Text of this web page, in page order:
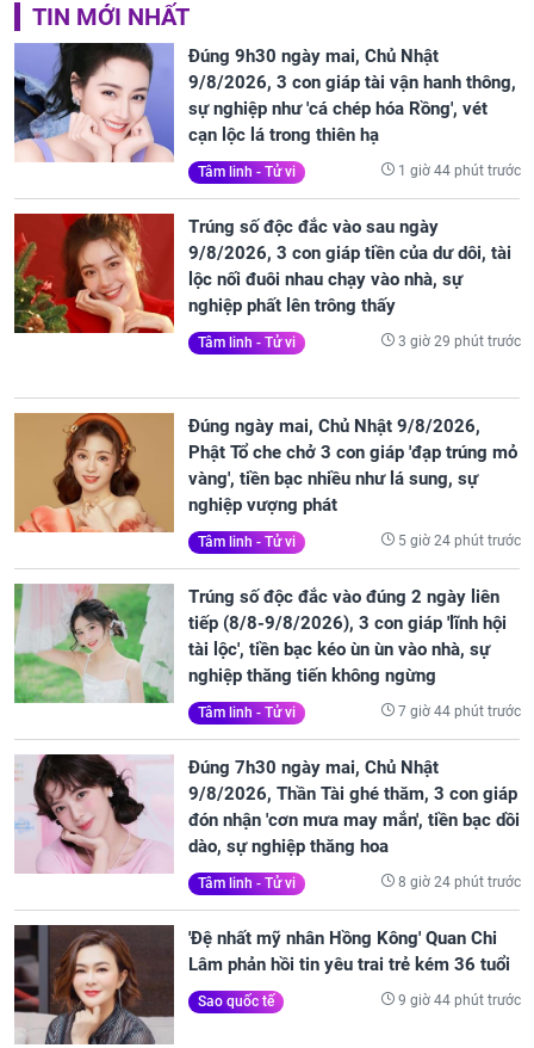
TIN MỚI NHẤT
Đúng 9h30 ngày mai, Chủ Nhật
9/8/2026, 3 con giáp tài vận hanh thông,
sự nghiệp như 'cá chép hóa Rồng', vét
cạn lộc lá trong thiên hạ
Tâm linh - Tử vi 1 giờ 44 phút trước
Trúng số độc đắc vào sau ngày
9/8/2026, 3 con giáp tiền của dư dôi, tài
lộc nối đuôi nhau chạy vào nhà, sự
nghiệp phất lên trông thấy
Tâm linh - Tử vi 3 giờ 29 phút trước
Đúng ngày mai, Chủ Nhật 9/8/2026,
Phật Tổ che chở 3 con giáp 'đạp trúng mỏ
vàng', tiền bạc nhiều như lá sung, sự
nghiệp vượng phát
Tâm linh - Tử vi 5 giờ 24 phút trước
Trúng số độc đắc vào đúng 2 ngày liên
tiếp (8/8-9/8/2026), 3 con giáp 'lĩnh hội
tài lộc', tiền bạc kéo ùn ùn vào nhà, sự
nghiệp thăng tiến không ngừng
Tâm linh - Tử vi 7 giờ 44 phút trước
Đúng 7h30 ngày mai, Chủ Nhật
9/8/2026, Thần Tài ghé thăm, 3 con giáp
đón nhận 'cơn mưa may mắn', tiền bạc dồi
dào, sự nghiệp thăng hoa
Tâm linh - Tử vi 8 giờ 24 phút trước
'Đệ nhất mỹ nhân Hồng Kông' Quan Chi
Lâm phản hồi tin yêu trai trẻ kém 36 tuổi
Sao quốc tế 9 giờ 44 phút trước